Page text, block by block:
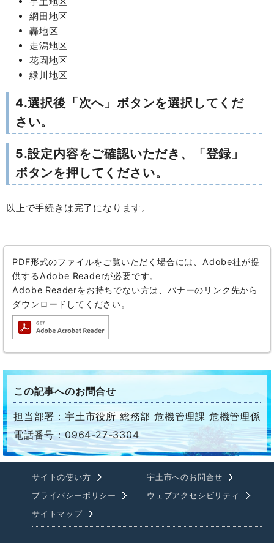
網田地区
轟地区
走潟地区
花園地区
緑川地区
4.選択後「次へ」ボタンを選択してくだ
さい。
5.設定内容をご確認いただき、「登録」
ボタンを押してください。
以上で手続きは完了になります。
PDF形式のファイルをご覧いただく場合には、Adobe社が提
供するAdobe Readerが必要です。
Adobe Readerをお持ちでない方は、バナーのリンク先から
ダウンロードしてください。
この記事へのお問合せ
担当部署：宇土市役所 総務部 危機管理課 危機管理係
電話番号：0964-27-3304
サイトの使い方
宇土市へのお問合せ
プライバシーポリシー
ウェブアクセシビリティ
サイトマップ